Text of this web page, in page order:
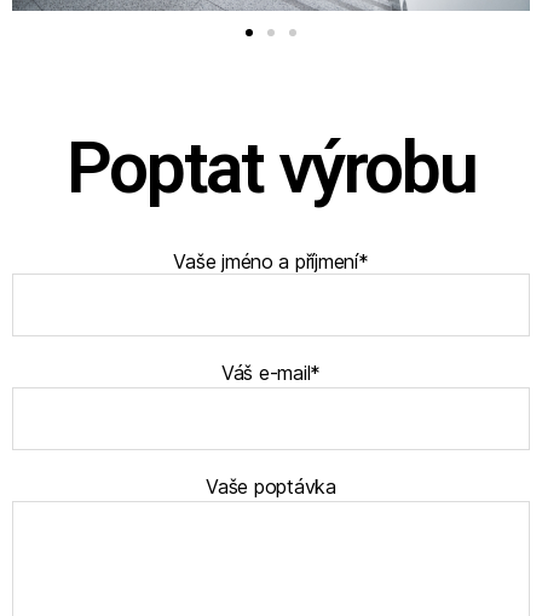
Poptat výrobu
Vaše jméno a příjmení*
Váš e-mail*
Vaše poptávka